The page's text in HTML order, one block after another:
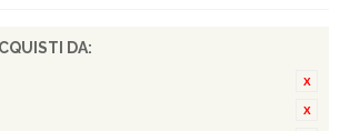
DA: